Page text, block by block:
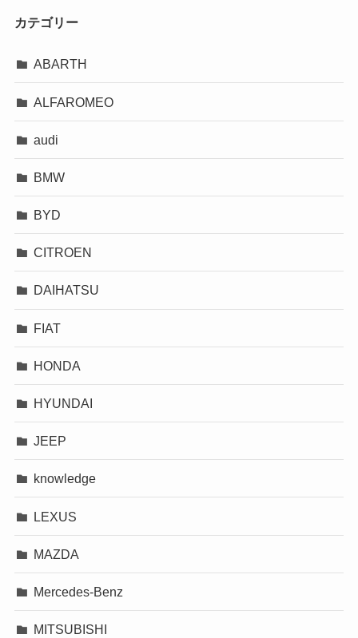
カテゴリー
ABARTH
ALFAROMEO
audi
BMW
BYD
CITROEN
DAIHATSU
FIAT
HONDA
HYUNDAI
JEEP
knowledge
LEXUS
MAZDA
Mercedes-Benz
MITSUBISHI